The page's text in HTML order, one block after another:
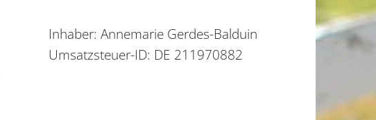
Inhaber: Annemarie Gerdes-Balduin
Umsatzsteuer-ID: DE 211970882